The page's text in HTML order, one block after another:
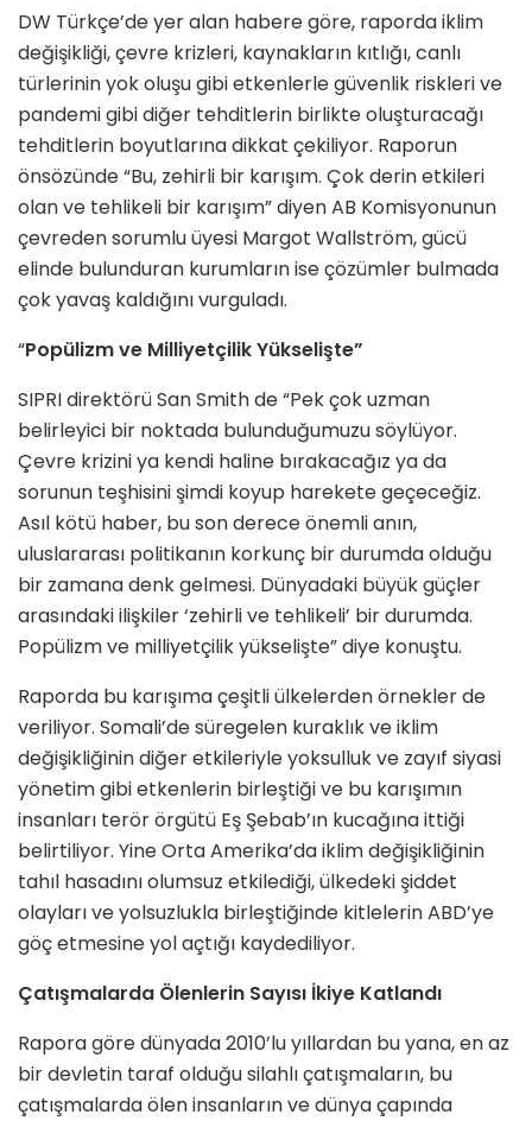
DW Türkçe’de yer alan habere göre, raporda iklim
değişikliği, çevre krizleri, kaynakların kıtlığı, canlı
türlerinin yok oluşu gibi etkenlerle güvenlik riskleri ve
pandemi gibi diğer tehditlerin birlikte oluşturacağı
tehditlerin boyutlarına dikkat çekiliyor. Raporun
önsözünde “Bu, zehirli bir karışım. Çok derin etkileri
olan ve tehlikeli bir karışım” diyen AB Komisyonunun
çevreden sorumlu üyesi Margot Wallström, gücü
elinde bulunduran kurumların ise çözümler bulmada
çok yavaş kaldığını vurguladı.
“Popülizm ve Milliyetçilik Yükselişte”
SIPRI direktörü San Smith de “Pek çok uzman
belirleyici bir noktada bulunduğumuzu söylüyor.
Çevre krizini ya kendi haline bırakacağız ya da
sorunun teşhisini şimdi koyup harekete geçeceğiz.
Asıl kötü haber, bu son derece önemli anın,
uluslararası politikanın korkunç bir durumda olduğu
bir zamana denk gelmesi. Dünyadaki büyük güçler
arasındaki ilişkiler ‘zehirli ve tehlikeli’ bir durumda.
Popülizm ve milliyetçilik yükselişte” diye konuştu.
Raporda bu karışıma çeşitli ülkelerden örnekler de
veriliyor. Somali’de süregelen kuraklık ve iklim
değişikliğinin diğer etkileriyle yoksulluk ve zayıf siyasi
yönetim gibi etkenlerin birleştiği ve bu karışımın
insanları terör örgütü Eş Şebab’ın kucağına ittiği
belirtiliyor. Yine Orta Amerika’da iklim değişikliğinin
tahıl hasadını olumsuz etkilediği, ülkedeki şiddet
olayları ve yolsuzlukla birleştiğinde kitlelerin ABD’ye
göç etmesine yol açtığı kaydediliyor.
Çatışmalarda Ölenlerin Sayısı İkiye Katlandı
Rapora göre dünyada 2010’lu yıllardan bu yana, en az
bir devletin taraf olduğu silahlı çatışmaların, bu
çatışmalarda ölen insanların ve dünya çapında